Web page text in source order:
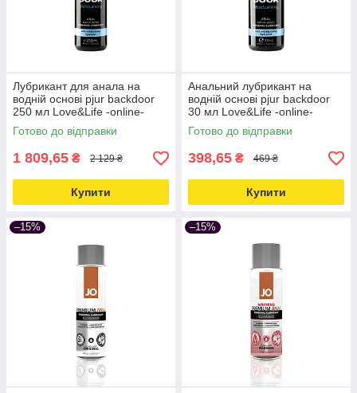
Лубрикант для анала на
водній основі pjur backdoor
250 мл Love&Life -online-
multimarket-
Готово до відправки
1 809,65 ₴ 2 129 ₴
Купити
Анальний лубрикант на
водній основі pjur backdoor
30 мл Love&Life -online-
multimarket-
Готово до відправки
398,65 ₴ 469 ₴
Купити
–15% –15%